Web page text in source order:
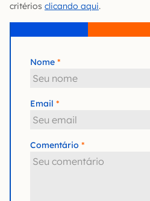
critérios clicando aqui.
Nome
Email
Comentário